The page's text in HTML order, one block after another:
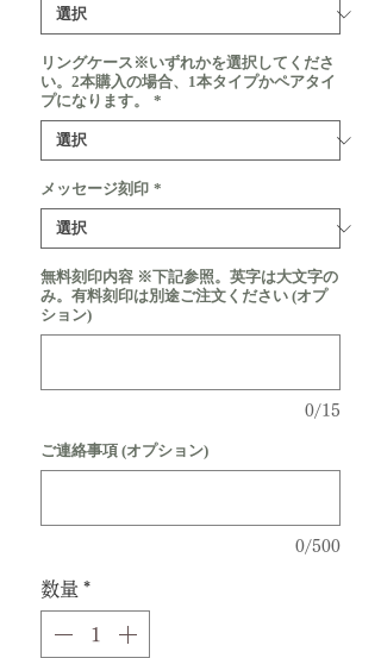
リングケース※いずれかを選択してくださ
い。2本購入の場合、1本タイプかペアタイ
プになります。
*
メッセージ刻印 *
無料刻印内容 ※下記参照。英字は大文字の
み。有料刻印は別途ご注文ください (オプ
ション)
0/15
ご連絡事項 (オプション)
0/500
数量 *